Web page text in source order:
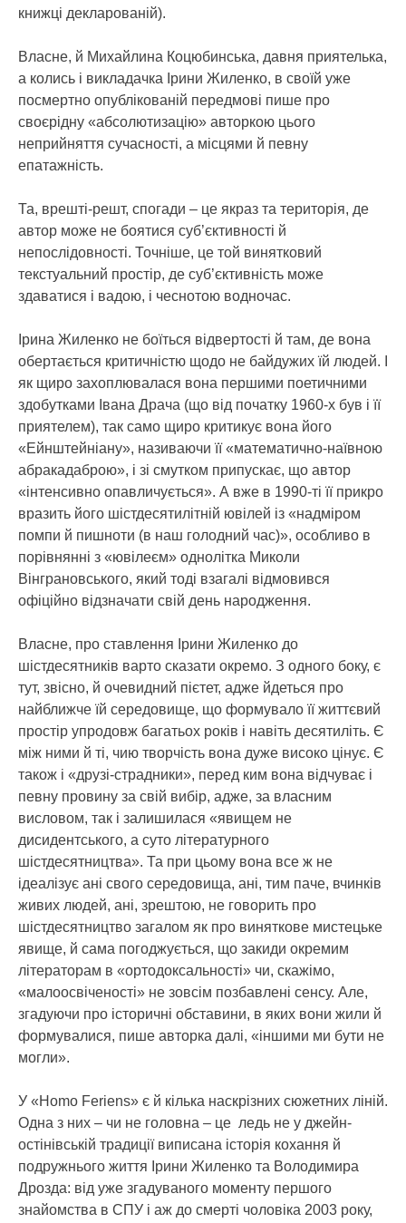
книжці декларованій).
Власне, й Михайлина Коцюбинська, давня приятелька,
а колись і викладачка Ірини Жиленко, в своїй уже
посмертно опублікованій передмові пише про
своєрідну «абсолютизацію» авторкою цього
неприйняття сучасності, а місцями й певну
епатажність.
Та, врешті-решт, спогади – це якраз та територія, де
автор може не боятися суб’єктивності й
непослідовності. Точніше, це той винятковий
текстуальний простір, де суб’єктивність може
здаватися і вадою, і чеснотою водночас.
Ірина Жиленко не боїться відвертості й там, де вона
обертається критичністю щодо не байдужих їй людей. І
як щиро захоплювалася вона першими поетичними
здобутками Івана Драча (що від початку 1960-х був і її
приятелем), так само щиро критикує вона його
«Ейнштейніану», називаючи її «математично-наївною
абракадаброю», і зі смутком припускає, що автор
«інтенсивно опавличується». А вже в 1990-ті її прикро
вразить його шістдесятилітній ювілей із «надміром
помпи й пишноти (в наш голодний час)», особливо в
порівнянні з «ювілеєм» однолітка Миколи
Вінграновського, який тоді взагалі відмовився
офіційно відзначати свій день народження.
Власне, про ставлення Ірини Жиленко до
шістдесятників варто сказати окремо. З одного боку, є
тут, звісно, й очевидний пієтет, адже йдеться про
найближче їй середовище, що формувало її життєвий
простір упродовж багатьох років і навіть десятиліть. Є
між ними й ті, чию творчість вона дуже високо цінує. Є
також і «друзі-страдники», перед ким вона відчуває і
певну провину за свій вибір, адже, за власним
висловом, так і залишилася «явищем не
дисидентського, а суто літературного
шістдесятництва». Та при цьому вона все ж не
ідеалізує ані свого середовища, ані, тим паче, вчинків
живих людей, ані, зрештою, не говорить про
шістдесятництво загалом як про виняткове мистецьке
явище, й сама погоджується, що закиди окремим
літераторам в «ортодоксальності» чи, скажімо,
«малоосвіченості» не зовсім позбавлені сенсу. Але,
згадуючи про історичні обставини, в яких вони жили й
формувалися, пише авторка далі, «іншими ми бути не
могли».
У «Homo Feriens» є й кілька наскрізних сюжетних ліній.
Одна з них – чи не головна – це ледь не у джейн-
остінівській традиції виписана історія кохання й
подружнього життя Ірини Жиленко та Володимира
Дрозда: від уже згадуваного моменту першого
знайомства в СПУ і аж до смерті чоловіка 2003 року,